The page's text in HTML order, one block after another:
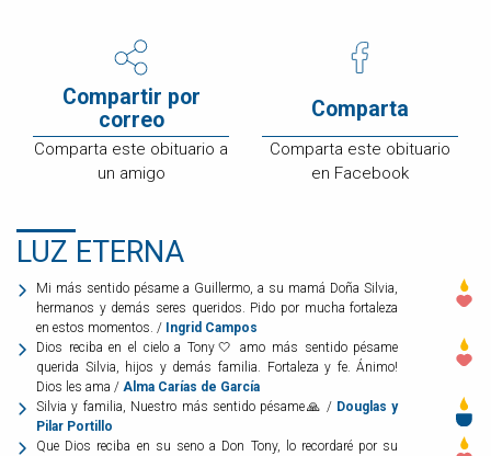
Compartir por
correo
Comparta este obituario a
un amigo
Comparta
Comparta este obituario
en Facebook
LUZ ETERNA
Mi más sentido pésame a Guillermo, a su mamá Doña Silvia,
hermanos y demás seres queridos. Pido por mucha fortaleza
en estos momentos. / Ingrid Campos
Dios reciba en el cielo a Tony🤍 amo más sentido pésame
querida Silvia, hijos y demás familia. Fortaleza y fe. Ánimo!
Dios les ama / Alma Carías de García
Silvia y familia, Nuestro más sentido pésame🙏 / Douglas y
Pilar Portillo
Que Dios reciba en su seno a Don Tony, lo recordaré por su